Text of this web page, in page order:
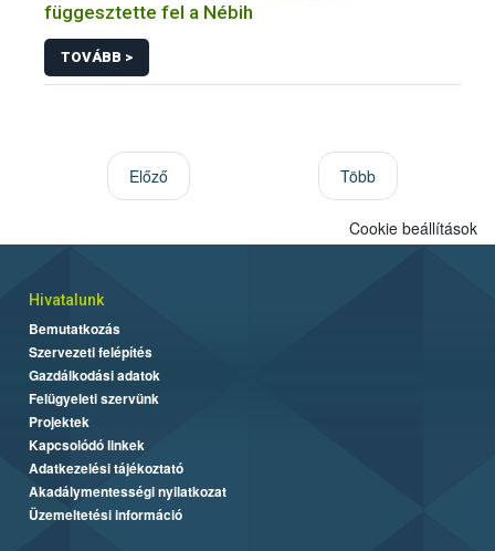
függesztette fel a Nébih
TOVÁBB >
Előző Több
Cookie beállítások
Hivatalunk
Bemutatkozás
Szervezeti felépítés
Gazdálkodási adatok
Felügyeleti szervünk
Projektek
Kapcsolódó linkek
Adatkezelési tájékoztató
Akadálymentességi nyilatkozat
Üzemeltetési információ